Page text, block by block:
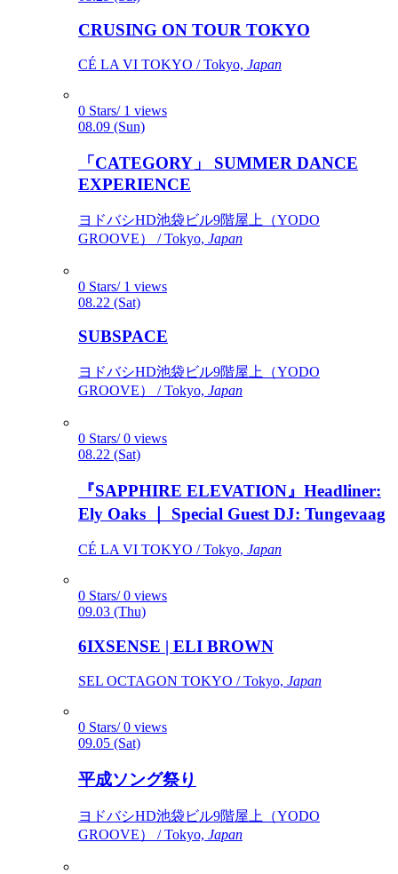
CRUSING ON TOUR TOKYO
CÉ LA VI TOKYO / Tokyo, Japan
0 Stars/ 1 views
08.09 (Sun)
「CATEGORY」 SUMMER DANCE
EXPERIENCE
ヨドバシHD池袋ビル9階屋上（YODO
GROOVE） / Tokyo, Japan
0 Stars/ 1 views
08.22 (Sat)
SUBSPACE
ヨドバシHD池袋ビル9階屋上（YODO
GROOVE） / Tokyo, Japan
0 Stars/ 0 views
08.22 (Sat)
『SAPPHIRE ELEVATION』Headliner:
Ely Oaks ｜ Special Guest DJ: Tungevaag
CÉ LA VI TOKYO / Tokyo, Japan
0 Stars/ 0 views
09.03 (Thu)
6IXSENSE | ELI BROWN
SEL OCTAGON TOKYO / Tokyo, Japan
0 Stars/ 0 views
09.05 (Sat)
平成ソング祭り
ヨドバシHD池袋ビル9階屋上（YODO
GROOVE） / Tokyo, Japan